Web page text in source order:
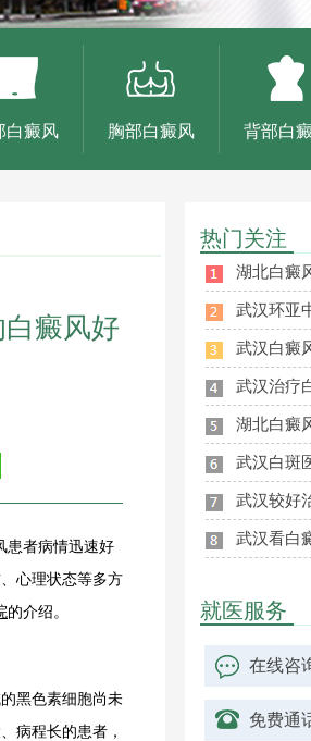
白癜风 胸部白癜风 背部白
癜风好
患者病情迅速好
心理状态等多方
的介绍。
黑色素细胞尚未
病程长的患者，
热门关注
湖北白癜
武汉环亚
武汉白癜
武汉治疗
湖北白癜
武汉白斑
武汉较好
武汉看白
就医服务
在线咨
免费通